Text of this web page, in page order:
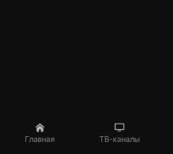
Главная ТВ-каналы